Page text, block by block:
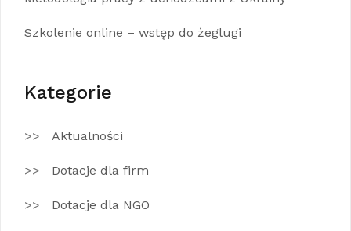
Szkolenie online – wstęp do żeglugi
Kategorie
Aktualności
Dotacje dla firm
Dotacje dla NGO